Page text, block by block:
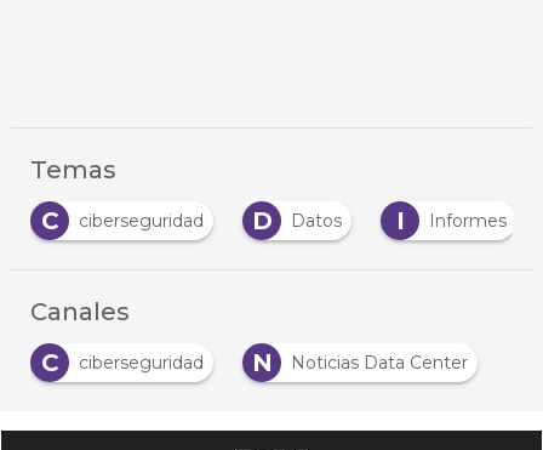
Temas
ciberseguridad D Datos Informes
Canales
C
ciberseguridad N Noticias Data Center